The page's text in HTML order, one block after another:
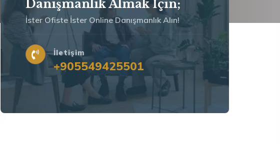
Danışmanlık Almak İçin;
İster Ofiste İster Online Danışmanlık Alın!
İletişim
+905549425501